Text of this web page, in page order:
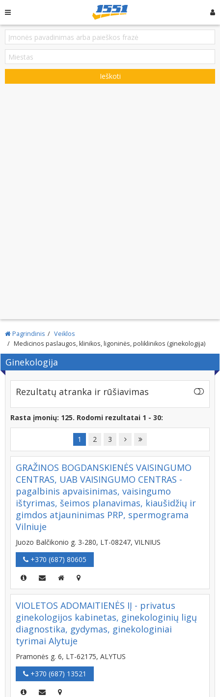
Ieškoti
Pagrindinis
Veiklos
Medicinos paslaugos, klinikos, ligoninės, poliklinikos (ginekologija)
Ginekologija
Rezultatų atranka ir rūšiavimas
Rasta įmonių: 125. Rodomi rezultatai 1 - 30:
1 2 3
GRAŽINOS BOGDANSKIENĖS VAISINGUMO
CENTRAS, UAB VAISINGUMO CENTRAS -
pagalbinis apvaisinimas, vaisingumo
ištyrimas, šeimos planavimas, kiaušidžių ir
gimdos atjauninimas PRP, spermograma
Vilniuje
Juozo Balčikonio g. 3-280, LT-08247, VILNIUS
+370 (687) 80605
VIOLETOS ADOMAITIENĖS IĮ - privatus
ginekologijos kabinetas, ginekologinių ligų
diagnostika, gydymas, ginekologiniai
tyrimai Alytuje
Pramonės g. 6, LT-62175, ALYTUS
+370 (687) 13521